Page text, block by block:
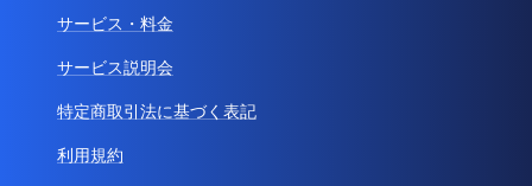
サービス・料金
サービス説明会
特定商取引法に基づく表記
利用規約